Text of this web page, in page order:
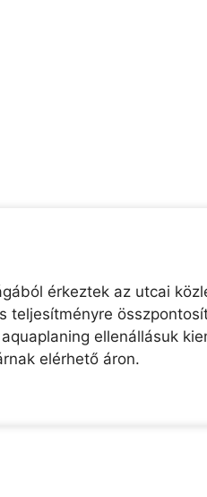
érkeztek az utcai
teljesítményre
ellenállásuk
elérhető áron.